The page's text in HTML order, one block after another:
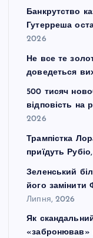
Банкрутство
Гутерреша
2026
Не все те
доведеться
500 тисяч
відповість на
2026
Трампістка
приїдуть
Зеленський
його
Липня, 2026
Як
«забронював»